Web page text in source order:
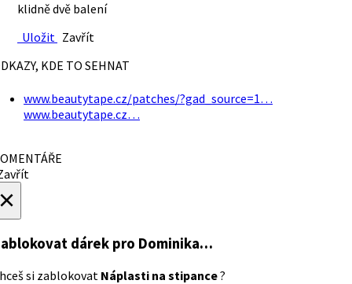
klidně dvě balení
Uložit Zavřít
KDE TO SEHNAT
www.beautytape.cz/patches/?gad_source=1…
www.beautytape.cz…
dárek pro Dominika…
si zablokovat Náplasti na stipance?